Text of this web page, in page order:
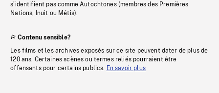
s’identifient pas comme Autochtones (membres des Premières
Nations, Inuit ou Métis).
Contenu sensible?
Les films et les archives exposés sur ce site peuvent dater de plus de
120 ans. Certaines scènes ou termes reliés pourraient être
offensants pour certains publics. En savoir plus